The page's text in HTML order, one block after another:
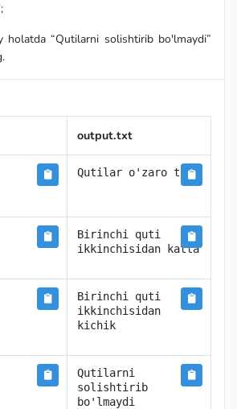
holatda “Qutilarni solishtirib bo'lmaydi”
output.txt
Qutilar o'zaro teng
Birinchi quti
ikkinchisidan katta
Birinchi quti
ikkinchisidan
kichik
Qutilarni
solishtirib
bo'lmaydi